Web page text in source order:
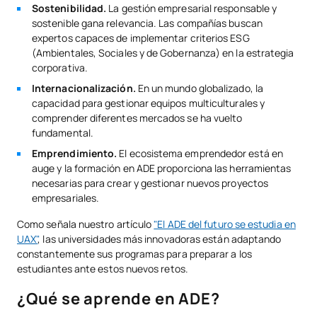
Sostenibilidad. La gestión empresarial responsable y
sostenible gana relevancia. Las compañías buscan
expertos capaces de implementar criterios ESG
(Ambientales, Sociales y de Gobernanza) en la estrategia
corporativa.
Internacionalización. En un mundo globalizado, la
capacidad para gestionar equipos multiculturales y
comprender diferentes mercados se ha vuelto
fundamental.
Emprendimiento. El ecosistema emprendedor está en
auge y la formación en ADE proporciona las herramientas
necesarias para crear y gestionar nuevos proyectos
empresariales.
Como señala nuestro artículo"El ADE del futuro se estudia en
UAX", las universidades más innovadoras están adaptando
constantemente sus programas para preparar a los
estudiantes ante estos nuevos retos.
¿Qué se aprende en ADE?